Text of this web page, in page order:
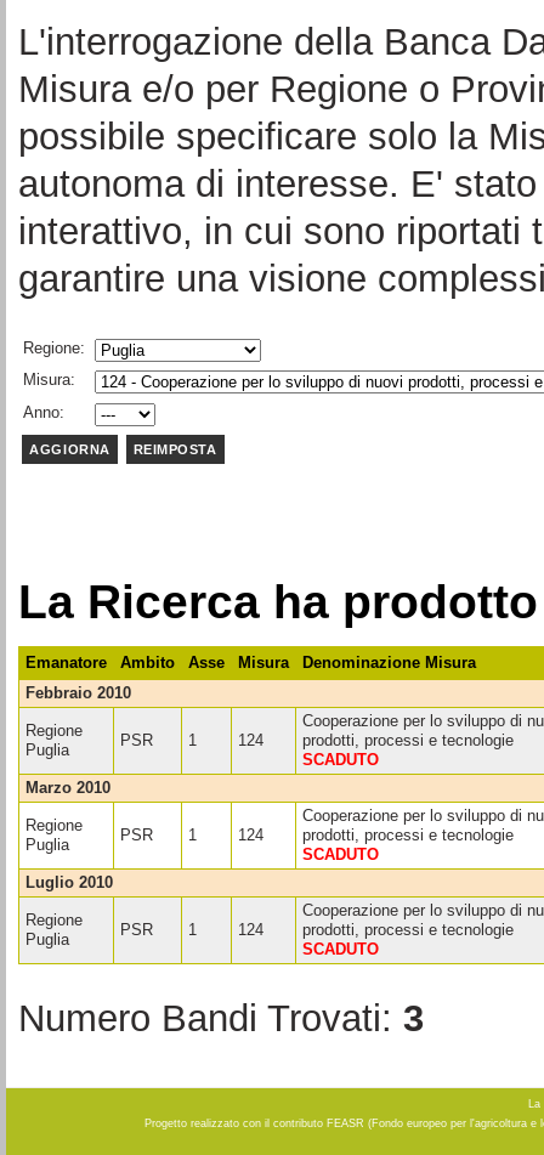
L'interrogazione della Banca
Misura e/o per Regione o
possibile specificare solo la
autonoma di interesse. E'
interattivo, in cui sono riportati
garantire una visione
Regione:
Misura:
Anno:
La Ricerca ha
Emanatore Ambito Asse Misura
Denominazione Misura
febbraio 2010
Regione
Puglia
PSR 1 124
Cooperazione per lo sviluppo di
prodotti, processi e tecnologie
SCADUTO
marzo 2010
Regione
Puglia
PSR 1 124
Cooperazione per lo sviluppo di
prodotti, processi e tecnologie
SCADUTO
luglio 2010
Regione
Puglia
PSR 1 124
Cooperazione per lo sviluppo di
prodotti, processi e tecnologie
SCADUTO
Numero Bandi Trovati: 3
Progetto realizzato con il contributo FEASR (Fondo europeo per l'agricoltura